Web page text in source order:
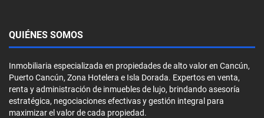
QUIÉNES SOMOS
Inmobiliaria especializada en propiedades de alto valor en Cancún,
Puerto Cancún, Zona Hotelera e Isla Dorada. Expertos en venta,
renta y administración de inmuebles de lujo, brindando asesoría
estratégica, negociaciones efectivas y gestión integral para
maximizar el valor de cada propiedad.